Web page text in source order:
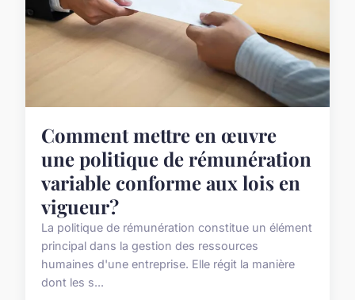
Comment mettre en œuvre
une politique de rémunération
variable conforme aux lois en
vigueur?
La politique de rémunération constitue un élément
principal dans la gestion des ressources
humaines d'une entreprise. Elle régit la manière
dont les s...